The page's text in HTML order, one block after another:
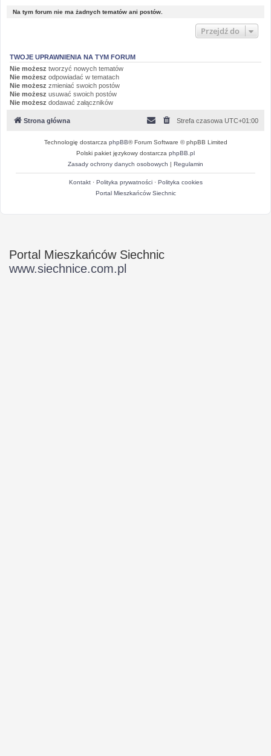
Na tym forum nie ma żadnych tematów ani postów.
Przejdź do
TWOJE UPRAWNIENIA NA TYM FORUM
Nie możesz tworzyć nowych tematów
Nie możesz odpowiadać w tematach
Nie możesz zmieniać swoich postów
Nie możesz usuwać swoich postów
Nie możesz dodawać załączników
Strona główna Strefa czasowa UTC+01:00
Technologię dostarcza phpBB® Forum Software © phpBB Limited
Polski pakiet językowy dostarcza phpBB.pl
Zasady ochrony danych osobowych | Regulamin
Kontakt· Polityka prywatności· Polityka cookies
Portal Mieszkańców Siechnic
Portal Mieszkańców Siechnic
www.siechnice.com.pl